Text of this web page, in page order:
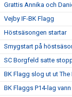
Grattis Annika och
Vejby IF-BK Flagg
Höstsäsongen startar
Smygstart på
SC Borgfeld satte
BK Flagg slog ut ut
BK Flaggs P14-lag